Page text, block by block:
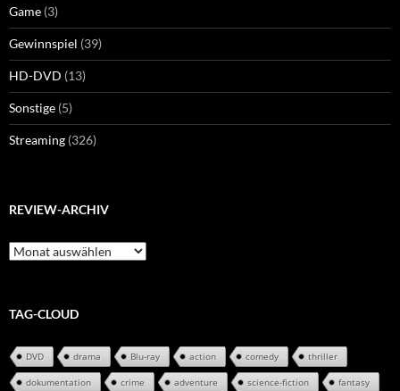
Game (3)
Gewinnspiel (39)
HD-DVD (13)
Sonstige (5)
Streaming (326)
REVIEW-ARCHIV
Review-
Archiv
TAG-CLOUD
DVD drama Blu-ray action comedy thriller
dokumentation crime adventure science-fiction fantasy